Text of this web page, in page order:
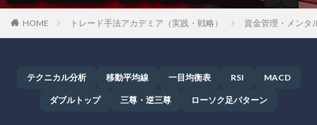
HOME トレード手法アカデミア（実践・戦略） 資金管理・メンタ
テクニカル分析 移動平均線 一目均衡表 RSI MACD
ダブルトップ 三尊・逆三尊 ローソク足パターン